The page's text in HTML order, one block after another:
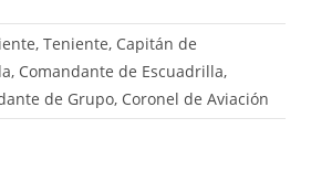
Teniente, Capitán de
Comandante de Escuadrilla,
de Grupo, Coronel de Aviación